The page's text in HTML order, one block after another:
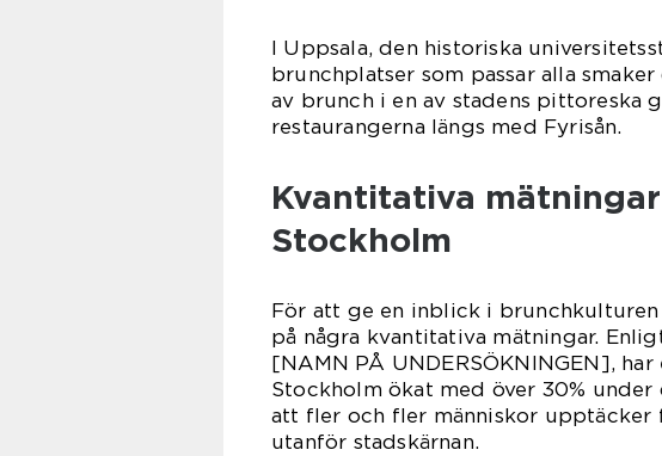
I Uppsala, den historiska
brunchplatser som passar alla
av brunch i en av stadens pittoreska
restaurangerna längs med Fyrisån.
Kvantitativa
Stockholm
För att ge en inblick i
på några kvantitativa mätningar.
[NAMN PÅ UNDERSÖKNINGEN],
Stockholm ökat med över 30%
att fler och fler människor upptäcker
utanför stadskärnan.